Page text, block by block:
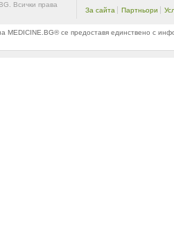
Всички права
За сайта Партньори
MEDICINE.BG® се предоставя единствено с